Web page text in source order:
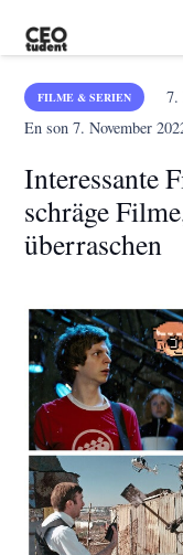
FILME & SERIEN 7.
En son7. November
Interessante
schräge
überraschen